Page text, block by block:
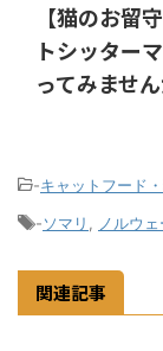
【猫のお留
トシッター
ってみませ
-キャットフード
-ソマリ , ノルウ
関連記事